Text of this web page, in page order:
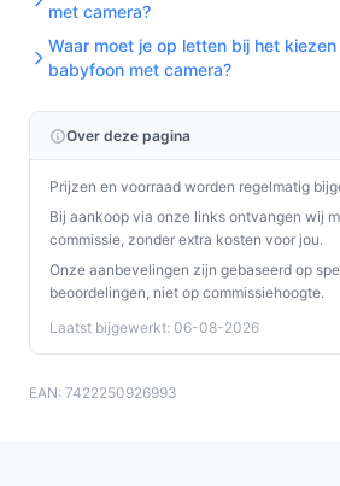
met camera?
Waar moet je op letten bij het
babyfoon met camera?
Over deze pagina
Prijzen en voorraad worden regelmatig
Bij aankoop via onze links ontvangen wij
commissie, zonder extra kosten voor jou.
Onze aanbevelingen zijn gebaseerd op
beoordelingen, niet op commissiehoogte.
Laatst bijgewerkt: 06-08-2026
EAN: 7422250926993